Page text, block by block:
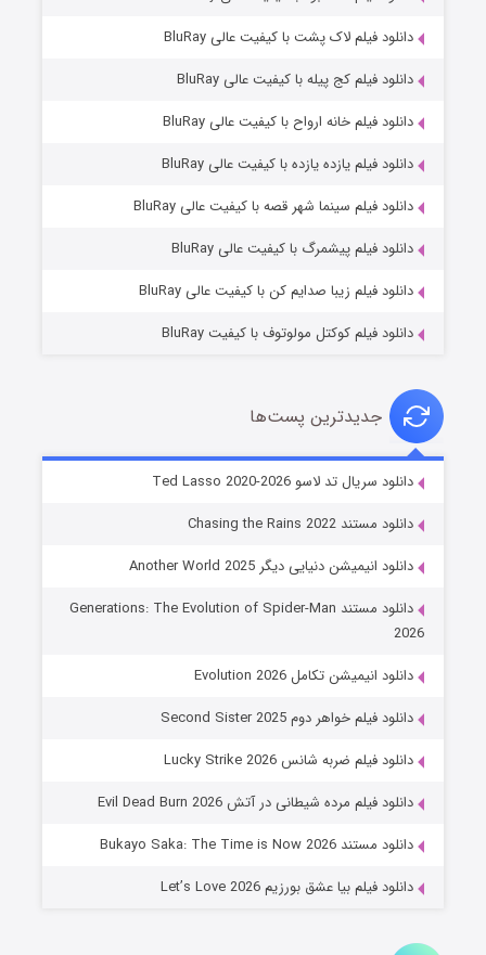
خاندان اژدها فصل ۳
جادوگری در مغولستان
دانلود فیلم لاک پشت با کیفیت عالی BluRay
دانلود فیلم کج‌ پیله با کیفیت عالی BluRay
دانلود فیلم خانه ارواح با کیفیت عالی BluRay
دانلود فیلم یازده یازده با کیفیت عالی BluRay
دانلود فیلم سینما شهر قصه با کیفیت عالی BluRay
دانلود فیلم پیشمرگ با کیفیت عالی BluRay
دانلود فیلم زیبا صدایم کن با کیفیت عالی BluRay
دانلود فیلم کوکتل مولوتوف با کیفیت BluRay
جدیدترین پست‌ها
دانلود سریال تد لاسو Ted Lasso 2020-2026
دانلود مستند Chasing the Rains 2022
دانلود انیمیشن دنیایی دیگر Another World 2025
دانلود مستند Generations: The Evolution of Spider-Man
2026
دانلود انیمیشن تکامل Evolution 2026
دانلود فیلم خواهر دوم Second Sister 2025
دانلود فیلم ضربه شانس Lucky Strike 2026
دانلود فیلم مرده شیطانی در آتش Evil Dead Burn 2026
دانلود مستند Bukayo Saka: The Time is Now 2026
دانلود فیلم بیا عشق بورزیم Let’s Love 2026